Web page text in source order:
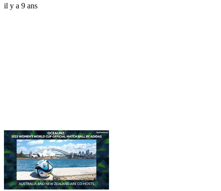
il y a 9 ans